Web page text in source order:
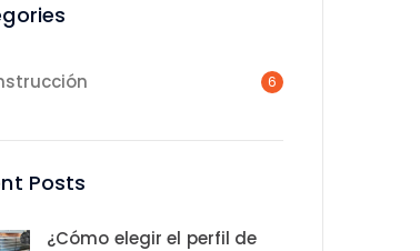
6
Posts
¿Cómo elegir el perfil de